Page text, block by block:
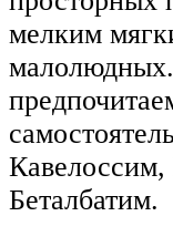
мелким
Беталбатим.